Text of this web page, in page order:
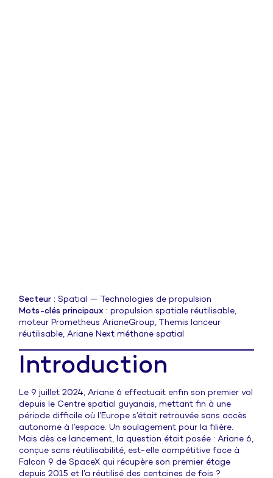
Secteur : Spatial — Technologies de propulsion
Mots-clés principaux : propulsion spatiale réutilisable,
moteur Prometheus ArianeGroup, Themis lanceur
réutilisable, Ariane Next méthane spatial
Introduction
Le 9 juillet 2024, Ariane 6 effectuait enfin son premier vol
depuis le Centre spatial guyanais, mettant fin à une
période difficile où l’Europe s’était retrouvée sans accès
autonome à l’espace. Un soulagement pour la filière.
Mais dès ce lancement, la question était posée : Ariane 6,
conçue sans réutilisabilité, est-elle compétitive face à
Falcon 9 de SpaceX qui récupère son premier étage
depuis 2015 et l’a réutilisé des centaines de fois ?